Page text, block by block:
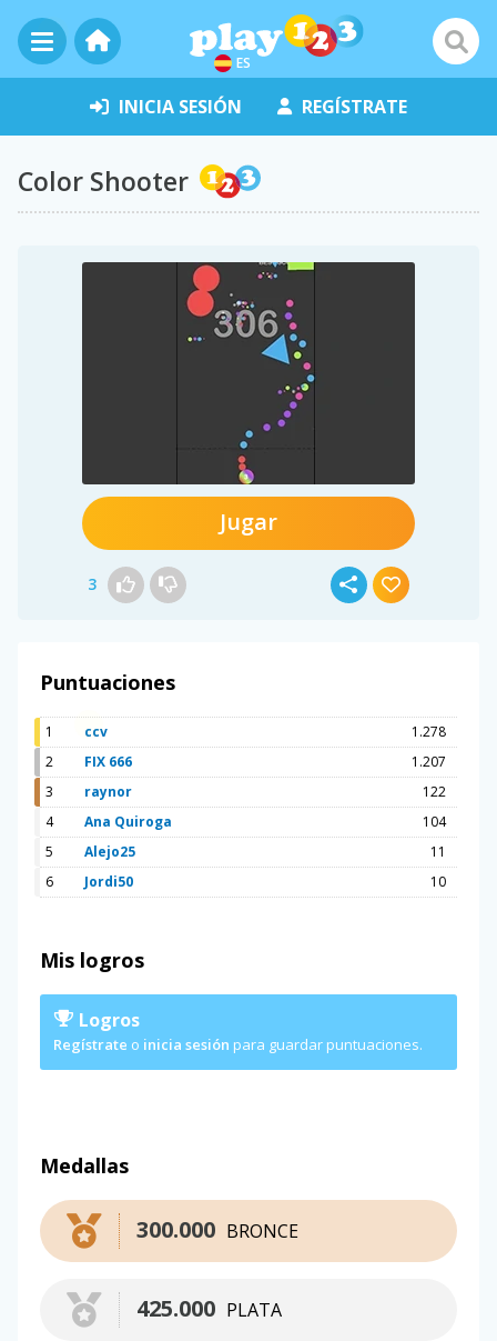
ES
INICIA SESIÓN REGÍSTRATE
Color Shooter
Jugar
3
Puntuaciones
1 ccv
1.278
2
FIX 666
1.207
3
raynor
122
4
Ana Quiroga
104
5
Alejo25
11
6
Jordi50 10
Mis logros
Logros
Regístrate o inicia sesión para guardar puntuaciones.
Medallas
BRONCE
300.000
PLATA
425.000